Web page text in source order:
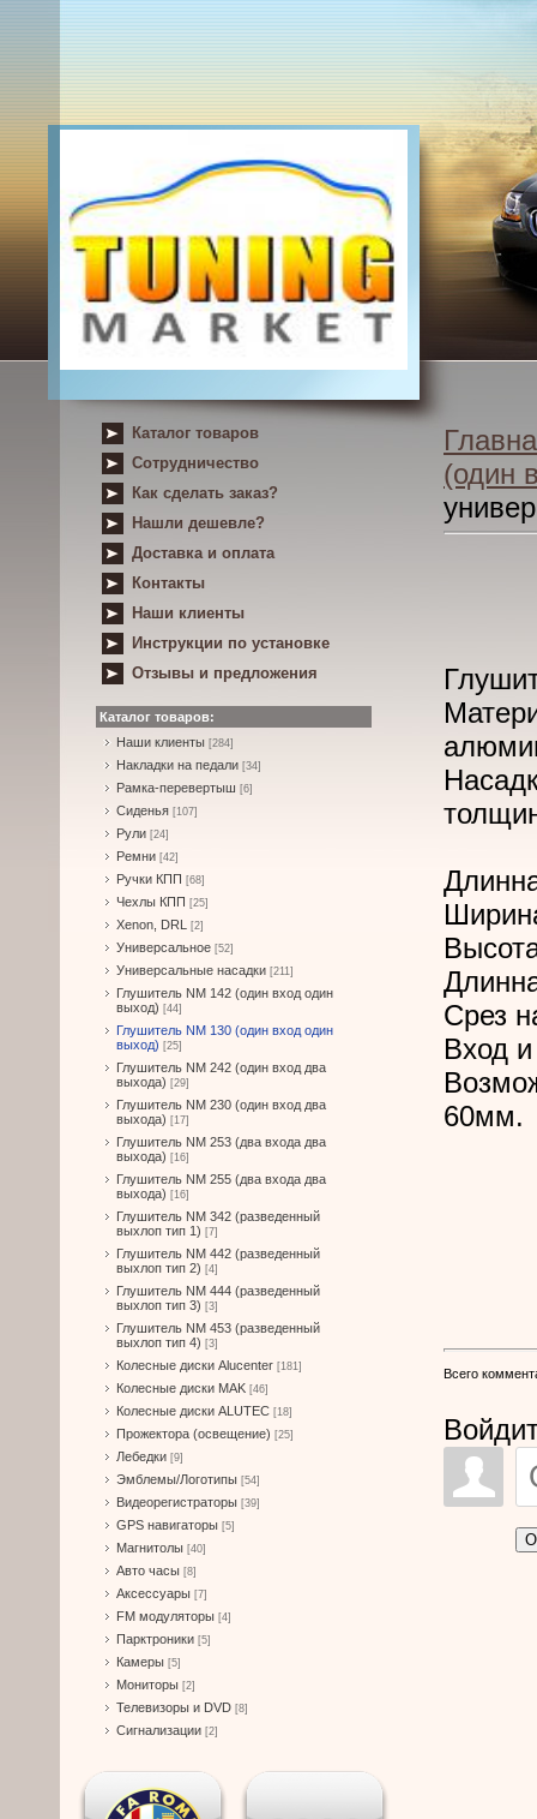
Каталог товаров
Сотрудничество
Как сделать заказ?
Нашли дешевле?
Доставка и оплата
Контакты
Наши клиенты
Инструкции по установке
Отзывы и предложения
Каталог товаров:
Наши клиенты [284]
Накладки на педали [34]
Рамка-перевертыш [6]
Сиденья [107]
Рули [24]
Ремни [42]
Ручки КПП [68]
Чехлы КПП [25]
Xenon, DRL [2]
Универсальное [52]
Универсальные насадки [211]
Глушитель NM 142 (один вход один
выход) [44]
Глушитель NM 130 (один вход один
выход) [25]
Глушитель NM 242 (один вход два
выхода) [29]
Глушитель NM 230 (один вход два
выхода) [17]
Глушитель NM 253 (два входа два
выхода) [16]
Глушитель NM 255 (два входа два
выхода) [16]
Глушитель NM 342 (разведенный
выхлоп тип 1) [7]
Глушитель NM 442 (разведенный
выхлоп тип 2) [4]
Глушитель NM 444 (разведенный
выхлоп тип 3) [3]
Глушитель NM 453 (разведенный
выхлоп тип 4) [3]
Колесные диски Alucenter [181]
Колесные диски MAK [46]
Колесные диски ALUTEC [18]
Прожектора (освещение) [25]
Лебедки [9]
Эмблемы/Логотипы [54]
Видеорегистраторы [39]
GPS навигаторы [5]
Магнитолы [40]
Авто часы [8]
Аксессуары [7]
FM модуляторы [4]
Парктроники [5]
Камеры [5]
Мониторы [2]
Телевизоры и DVD [8]
Сигнализации [2]
(один
Срез
Вход
60мм.
Всего